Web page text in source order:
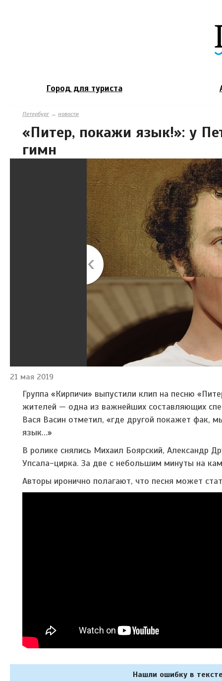
Город для туриста
Петербург→ новости
«Питер, покажи язык!»: у
гимн
21 мая 2019
Группа «Кирпичи» выпустили клип на песню
жителей — одна из важнейших составляющих
Вася Васин отметил, «где другой покажет фак,
язык…»
В ролике снялись Михаил Боярский, Александр
Упсала-цирка. За две с небольшим минуты на
Авторы иронично полагают, что песня может
Нашли ошибку в